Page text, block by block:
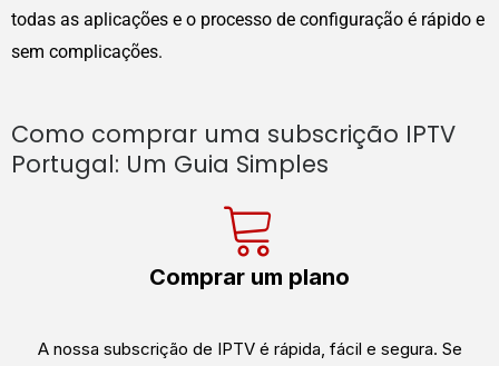
todas as aplicações e o processo de configuração é rápido e
sem complicações.
Como comprar uma subscrição IPTV
Portugal: Um Guia Simples
Comprar um plano
A nossa subscrição de IPTV é rápida, fácil e segura. Se